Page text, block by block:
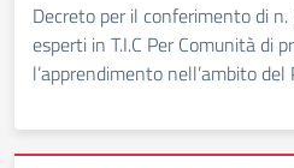
Decreto per il conferimento di
esperti in T.I.C Per Comunità di
l’apprendimento nell’ambito